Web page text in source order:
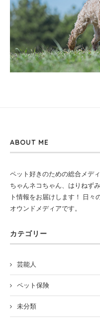
ABOUT ME
ペット好きのための総合メデ
ちゃんネコちゃん、はりねず
ト情報をお届けします！ 日
オウンドメディアです。
カテゴリー
芸能人
ペット保険
未分類